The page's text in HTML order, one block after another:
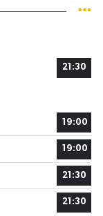
21:30
19:00
19:00
21:30
21:30